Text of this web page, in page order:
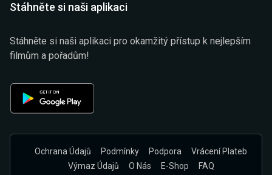
Stáhněte si naši aplikaci
Stáhněte si naši aplikaci pro okamžitý přístup k nejlepším
filmům a pořadům!
Ochrana Údajů Podmínky Podpora
Vrácení Plateb
Výmaz Údajů
O Nás E-Shop FAQ